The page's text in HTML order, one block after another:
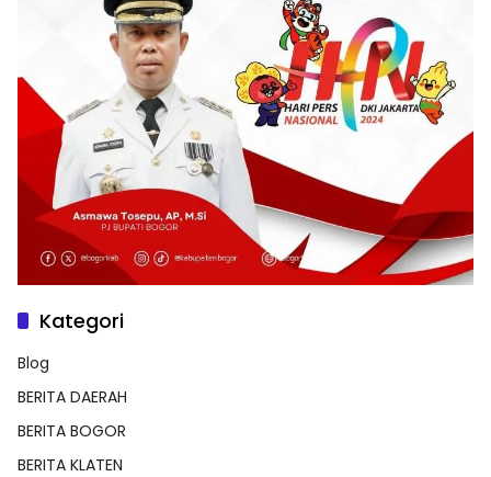
Kategori
Blog
BERITA DAERAH
BERITA BOGOR
BERITA KLATEN